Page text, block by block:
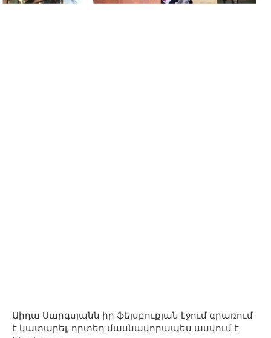
Աիդա Սարգսյանն իր ֆեյսբուքյան էջում գրառում
է կատարել, որտեղ մասնավորապես ասվում է